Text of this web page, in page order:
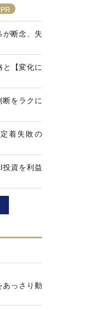
が断念、失
と【変化に
をラクに
着失敗の
資を利益
あっさり動